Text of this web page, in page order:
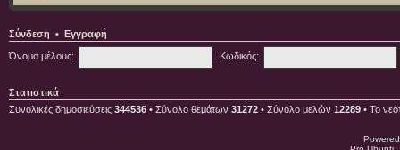
Σύνδεση • Εγγραφή
Όνομα μέλους: Κωδικός:
Στατιστικά
Συνολικές δημοσιεύσεις 344536 • Σύνολο θεμάτων 31272 • Σύνολο μελών 12289 • Το